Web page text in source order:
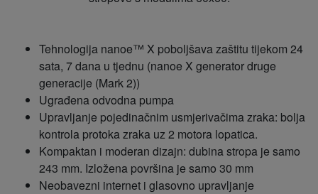
Tehnologija nanoe™ X poboljšava zaštitu tijekom 24
sata, 7 dana u tjednu (nanoe X generator druge
generacije (Mark 2))
Ugrađena odvodna pumpa
Upravljanje pojedinačnim usmjerivačima zraka: bolja
kontrola protoka zraka uz 2 motora lopatica.
Kompaktan i moderan dizajn: dubina stropa je samo
243 mm. Izložena površina je samo 30 mm
Neobavezni internet i glasovno upravljanje